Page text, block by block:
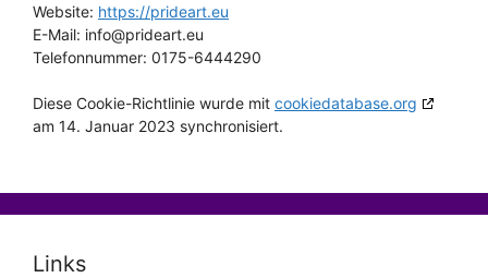
Website: https://prideart.eu
E-Mail: ue.traedirp@ofni
Telefonnummer: 0175-6444290
Diese Cookie-Richtlinie wurde mit cookiedatabase.org
am 14. Januar 2023 synchronisiert.
Links